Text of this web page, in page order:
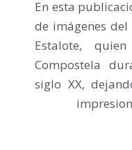
En esta
de imágenes del
Estalote,
Compostela
siglo XX,